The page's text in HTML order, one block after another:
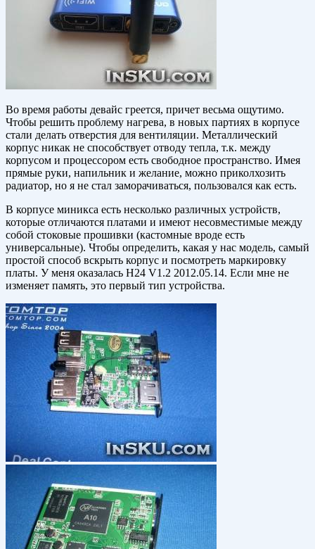
Во время работы девайс греется, причет весьма ощутимо.
Чтобы решить проблему нагрева, в новых партиях в корпусе
стали делать отверстия для вентиляции. Металлический
корпус никак не способствует отводу тепла, т.к. между
корпусом и процессором есть свободное пространство. Имея
прямые руки, напильник и желание, можно приколхозить
радиатор, но я не стал заморачиваться, пользовался как есть.
В корпусе миникса есть несколько различных устройств,
которые отличаются платами и имеют несовместимые между
собой стоковые прошивки (кастомные вроде есть
универсальные). Чтобы определить, какая у нас модель, самый
простой способ вскрыть корпус и посмотреть маркировку
платы. У меня оказалась H24 V1.2 2012.05.14. Если мне не
изменяет память, это первый тип устройства.